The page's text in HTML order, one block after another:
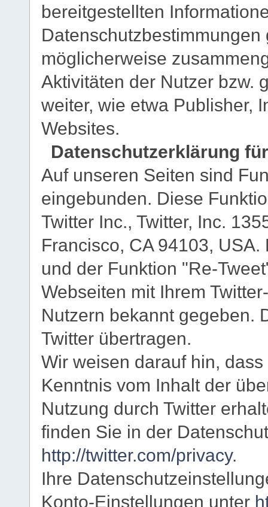
bereitgestellten
möglicherweise
Aktivitäten der Nutzer bzw.
weiter, wie etwa Publisher,
Websites.
Datenschutzerklärung
Auf unseren Seiten sind
eingebunden. Diese
Twitter Inc., Twitter, Inc.
Francisco, CA 94103,
und der Funktion "Re-
Webseiten mit Ihrem
Nutzern bekannt gegeben.
Twitter übertragen.
Wir weisen darauf hin,
Kenntnis vom Inhalt der
Nutzung durch Twitter
finden Sie in der
http://twitter.com/privacy.
Ihre
Konto-Einstellungen unter